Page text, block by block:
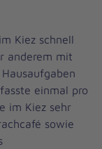
Kiez schnell
anderem mit
einmal pro
im Kiez sehr
sowie